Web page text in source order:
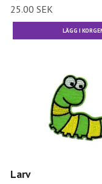
25.00 SEK
Larv